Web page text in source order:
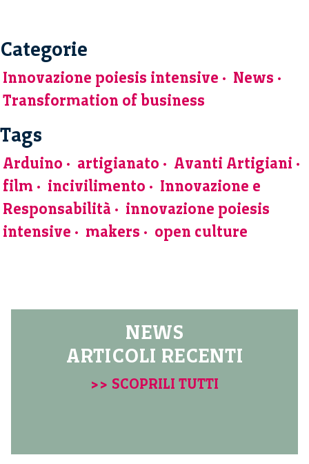
Categorie
Innovazione poiesis intensive
News
Transformation of business
Tags
Arduino artigianato
Avanti Artigiani
film
incivilimento
Innovazione e
Responsabilità
innovazione poiesis
intensive
makers open culture
NEWS
ARTICOLI RECENTI
>> SCOPRILI TUTTI